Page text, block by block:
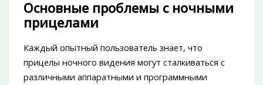
Основные проблемы с ночными
прицелами
Каждый опытный пользователь знает, что
прицелы ночного видения могут сталкиваться с
различными аппаратными и программными